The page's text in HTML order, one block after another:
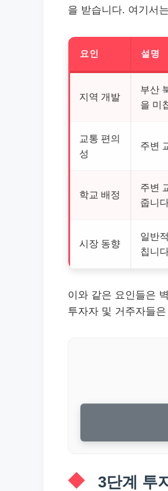
을 받습니다. 여기서
요인 설명
지역 개발
부산
을 미
교통 편의
성
주변
학교 배정
주변
줍니
시장 동향
일반
칩니
이와 같은 요인들은
투자자 및 거주자들
3단계 투